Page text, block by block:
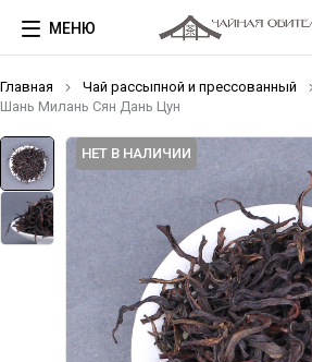
МЕНЮ
Главная Чай рассыпной и прессованный
Шань Милань Сян Дань Цун
НЕТ В НАЛИЧИИ